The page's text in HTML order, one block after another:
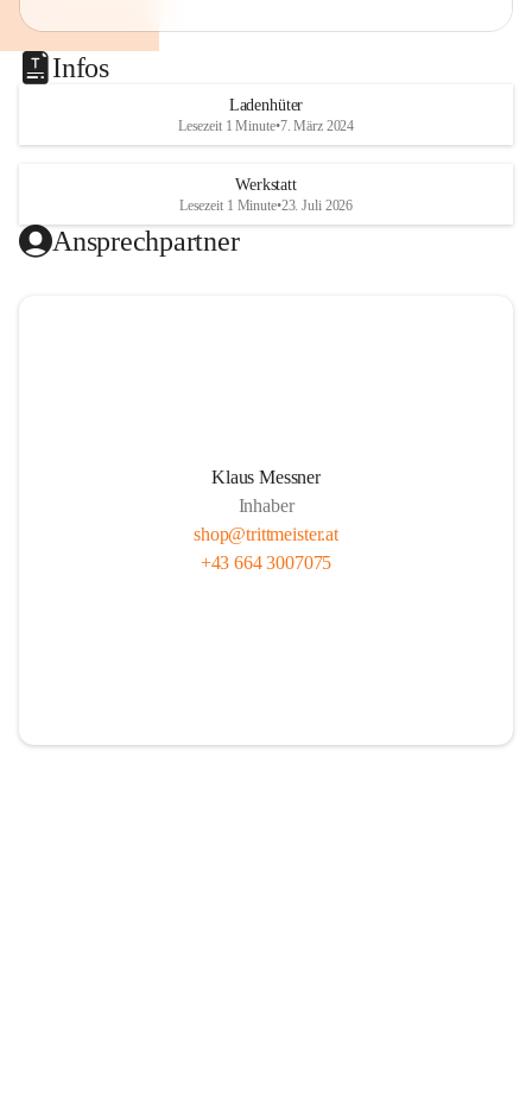
Infos
Ladenhüter
Lesezeit 1 Minute•7. März 2024
Werkstatt
Lesezeit 1 Minute•23. Juli 2026
Ansprechpartner
Klaus Messner
Inhaber
shop@trittmeister.at
+43 664 3007075